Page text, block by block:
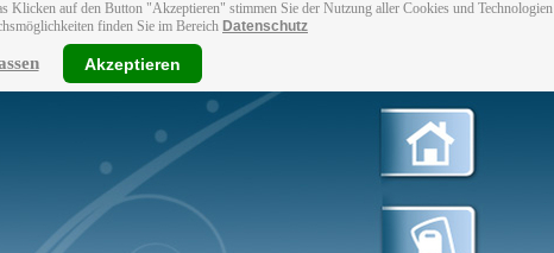
Klicken auf den Button "Akzeptieren" stimmen Sie der Nutzung aller Cookies und Technologien
finden Sie im Bereich Datenschutz
Akzeptieren